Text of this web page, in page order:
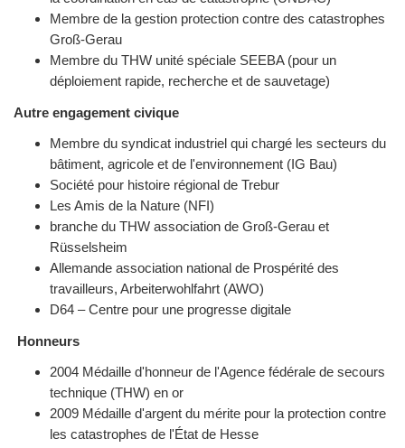
Membre de la gestion protection contre des catastrophes
Groß-Gerau
Membre du THW unité spéciale SEEBA (pour un
déploiement rapide, recherche et de sauvetage)
Autre engagement civique
Membre du syndicat industriel qui chargé les secteurs du
bâtiment, agricole et de l'environnement (IG Bau)
Société pour histoire régional de Trebur
Les Amis de la Nature (NFI)
branche du THW association de Groß-Gerau et
Rüsselsheim
Allemande association national de Prospérité des
travailleurs, Arbeiterwohlfahrt (AWO)
D64 – Centre pour une progresse digitale
Honneurs
2004 Médaille d'honneur de l'Agence fédérale de secours
technique (THW) en or
2009 Médaille d'argent du mérite pour la protection contre
les catastrophes de l'État de Hesse